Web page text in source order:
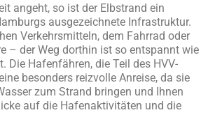
angeht, so ist der Elbstrand ein
ausgezeichnete Infrastruktur.
Verkehrsmitteln, dem Fahrrad oder
– der Weg dorthin ist so entspannt wie
Die Hafenfähren, die Teil des HVV-
besonders reizvolle Anreise, da sie
zum Strand bringen und Ihnen
auf die Hafenaktivitäten und die